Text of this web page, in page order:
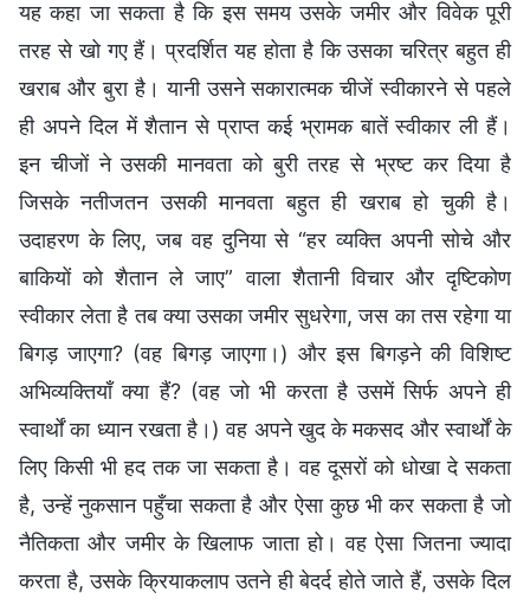
यह कहा जा सकता है कि इस समय उसके जमीर और विवेक पूरी
तरह से खो गए हैं। प्रदर्शित यह होता है कि उसका चरित्र बहुत ही
खराब और बुरा है। यानी उसने सकारात्मक चीजें स्वीकारने से पहले
ही अपने दिल में शैतान से प्राप्त कई भ्रामक बातें स्वीकार ली हैं।
इन चीजों ने उसकी मानवता को बुरी तरह से भ्रष्ट कर दिया है
जिसके नतीजतन उसकी मानवता बहुत ही खराब हो चुकी है।
उदाहरण के लिए, जब वह दुनिया से “हर व्यक्ति अपनी सोचे और
बाकियों को शैतान ले जाए” वाला शैतानी विचार और दृष्टिकोण
स्वीकार लेता है तब क्या उसका जमीर सुधरेगा, जस का तस रहेगा या
बिगड़ जाएगा? (वह बिगड़ जाएगा।) और इस बिगड़ने की विशिष्ट
अभिव्यक्तियाँ क्या हैं? (वह जो भी करता है उसमें सिर्फ अपने ही
स्वार्थों का ध्यान रखता है।) वह अपने खुद के मकसद और स्वार्थों के
लिए किसी भी हद तक जा सकता है। वह दूसरों को धोखा दे सकता
है, उन्हें नुकसान पहुँचा सकता है और ऐसा कुछ भी कर सकता है जो
नैतिकता और जमीर के खिलाफ जाता हो। वह ऐसा जितना ज्यादा
करता है, उसके क्रियाकलाप उतने ही बेदर्द होते जाते हैं, उसके दिल